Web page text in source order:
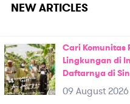
NEW ARTICLES
Cari Komunitas
Lingkungan di
Daftarnya di
09 August 2026